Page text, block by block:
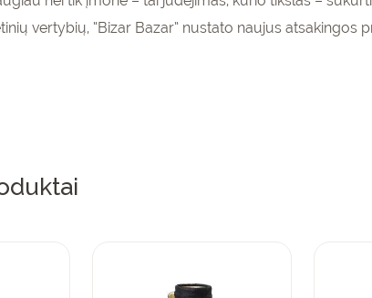
vertybių, “Bizar Bazar” nustato naujus